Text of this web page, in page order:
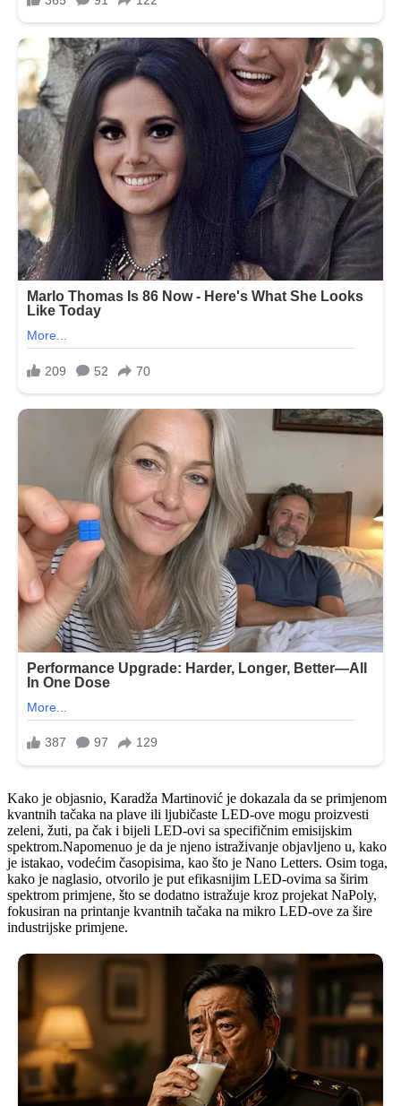
Kako je objasnio, Karadža Martinović je dokazala da se primjenom
kvantnih tačaka na plave ili ljubičaste LED-ove mogu proizvesti
zeleni, žuti, pa čak i bijeli LED-ovi sa specifičnim emisijskim
spektrom.Napomenuo je da je njeno istraživanje objavljeno u, kako
je istakao, vodećim časopisima, kao što je Nano Letters. Osim toga,
kako je naglasio, otvorilo je put efikasnijim LED-ovima sa širim
spektrom primjene, što se dodatno istražuje kroz projekat NaPoly,
fokusiran na printanje kvantnih tačaka na mikro LED-ove za šire
industrijske primjene.